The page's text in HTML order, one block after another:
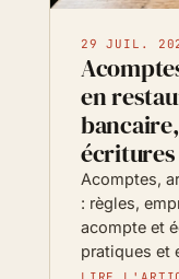
29 JUIL.
en
Acomptes,
: règles,
acompte et
pratiques et